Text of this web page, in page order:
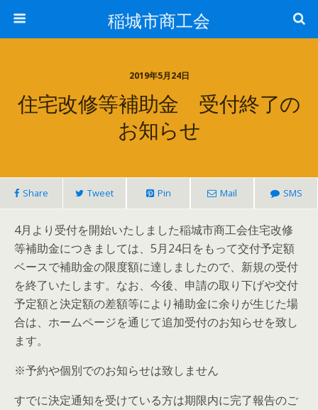
稲城市商工会
2019年5月24日
住宅改修等補助金 受付終了の
お知らせ
Share Tweet Pin Mail SMS
4月より受付を開始いたしました稲城市商工会住宅改修
等補助金につきましては、5月24日をもって交付予定額
ベースで補助金の限度額に達しましたので、新規の受付
を終了いたします。なお、今後、申請の取り下げや交付
予定額と決定額の差額等により補助金に余りが生じた場
合は、ホームページを通じて追加受付のお知らせを致し
ます。
※予約や個別でのお知らせは致しません
すでに決定通知を受けている方は期限内に完了報告のご